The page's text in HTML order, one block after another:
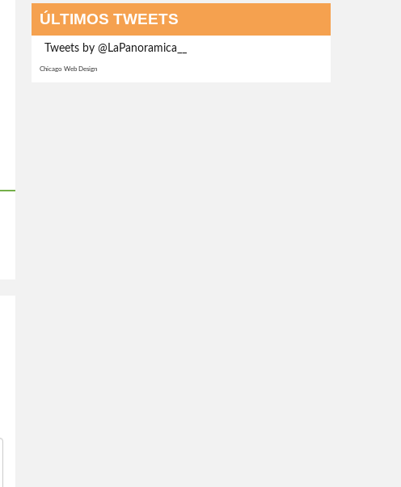
ÚLTIMOS TWEETS
Tweets by @LaPanoramica__
Chicago Web Design